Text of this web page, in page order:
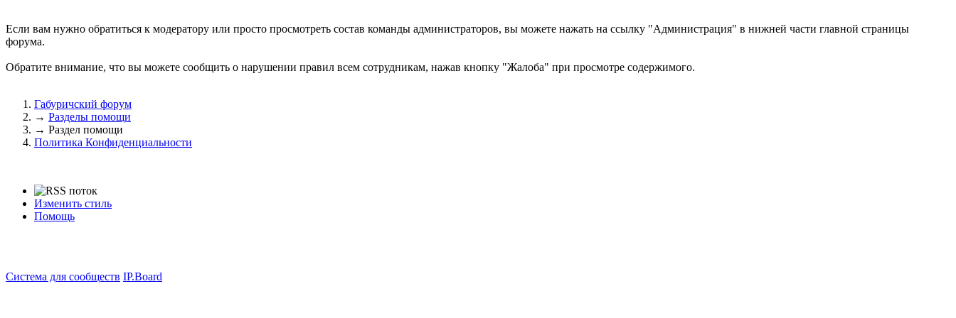
Если вам нужно обратиться к модератору или просто просмотреть состав команды администраторов, вы можете нажать на ссылку "Администрация" в нижней части главной страницы
форума.
Обратите внимание, что вы можете сообщить о нарушении правил всем сотрудникам, нажав кнопку "Жалоба" при просмотре содержимого.
Габуричский форум
→ Разделы помощи
→ Раздел помощи
Политика Конфиденциальности
Изменить стиль
Помощь
Система для сообществ IP.Board